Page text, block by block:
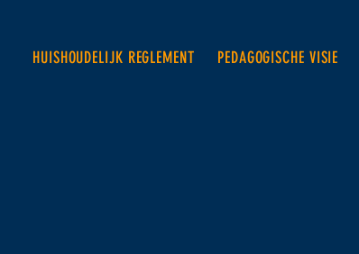
HUISHOUDELIJK REGLEMENT PEDAGOGISCHE VISIE